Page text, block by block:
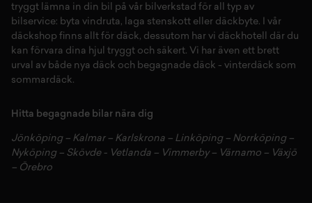
tryggt lämna in din bil på vår bilverkstad för all typ av
bilservice: byta vindruta, laga stenskott eller däckbyte. I vår
däckshop finns allt för däck, dessutom har vi däckhotell där du
kan förvara dina hjul tryggt och säkert. Vi har även ett brett
urval av både nya däck och begagnade däck - vinterdäck som
sommardäck.
Hitta begagnade bilar nära dig
Jönköping– Kalmar – Karlskrona – Linköping– Norrköping–
Nyköping– Skövde- Vetlanda – Vimmerby– Värnamo – Växjö
– Örebro